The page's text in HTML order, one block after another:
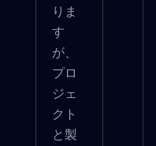
りま
す
が、
プロ
ジェ
クト
と製